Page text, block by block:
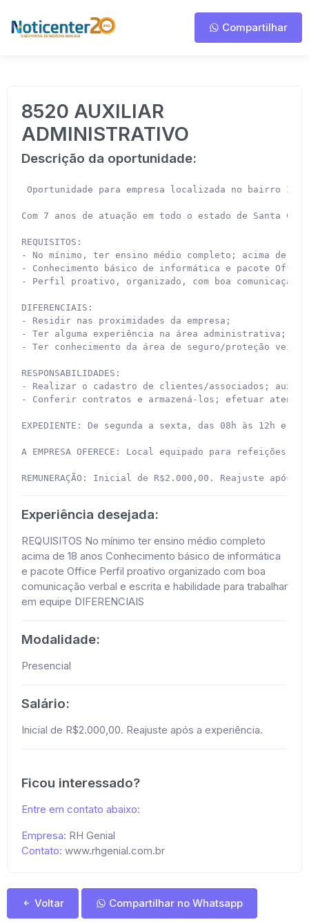
Compartilhar
8520 AUXILIAR
ADMINISTRATIVO
Descrição da oportunidade:
Oportunidade para empresa localizada no bairro
Com 7 anos de atuação em todo o estado de Santa
REQUISITOS:
- No mínimo, ter ensino médio completo; acima de 18
- Conhecimento básico de informática e pacote
- Perfil proativo, organizado, com boa
DIFERENCIAIS:
- Residir nas proximidades da empresa;
- Ter alguma experiência na área administrativa;
- Ter conhecimento da área de seguro/proteção
RESPONSABILIDADES:
- Realizar o cadastro de clientes/associados;
- Conferir contratos e armazená-los; efetuar
EXPEDIENTE: De segunda a sexta, das 08h às 12h e
A EMPRESA OFERECE: Local equipado para
REMUNERAÇÃO: Inicial de R$2.000,00. Reajuste após
Experiência desejada:
REQUISITOS No mínimo ter ensino médio completo
acima de 18 anos Conhecimento básico de informática
e pacote Office Perfil proativo organizado com boa
comunicação verbal e escrita e habilidade para trabalhar
em equipe DIFERENCIAIS
Modalidade:
Presencial
Salário:
Inicial de R$2.000,00. Reajuste após a experiência.
Ficou interessado?
Entre em contato abaixo:
Empresa: RH Genial
Contato: www.rhgenial.com.br
Voltar Compartilhar no Whatsapp